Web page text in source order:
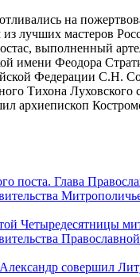
на
из лучших мастеров
выполненный
имени Феодора
Федерации С.Н.
Тихона Луховского
архиепископ
поста. Глава
Четыредесятницы
совершил